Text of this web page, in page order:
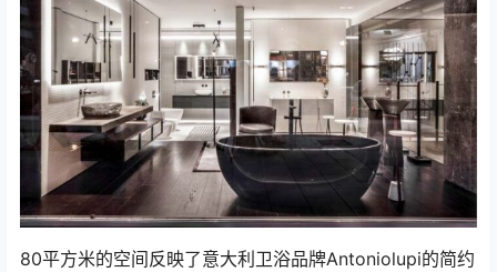
80平方米的空间反映了意大利卫浴品牌Antoniolupi的简约